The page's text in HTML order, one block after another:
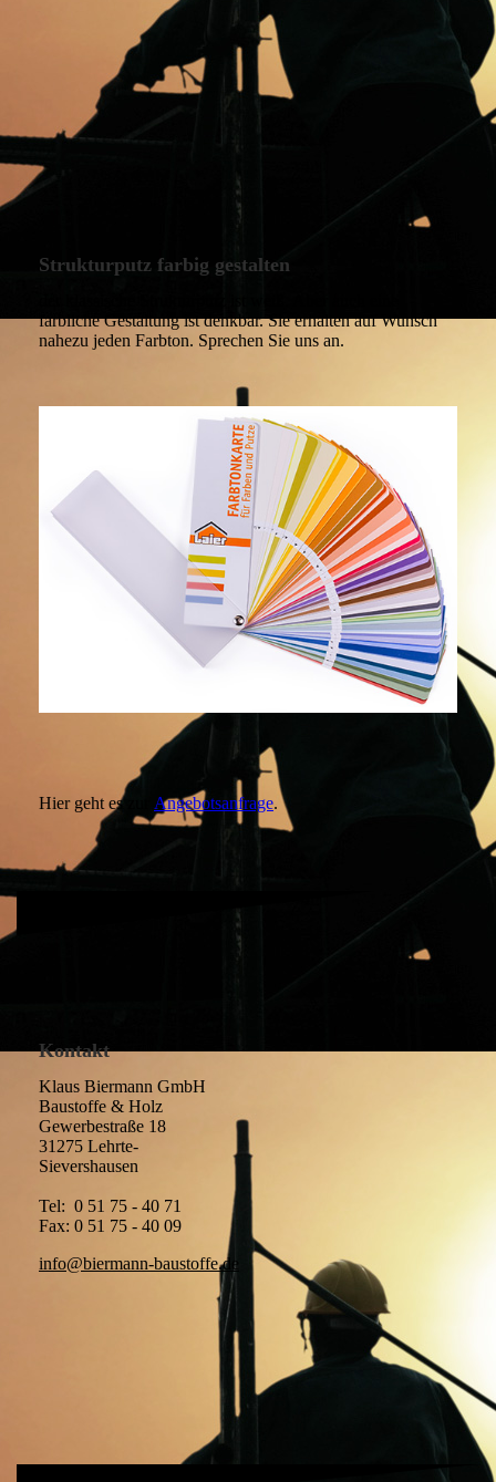
Strukturputz farbig gestalten
farbliche Gestaltung ist denkbar. Sie erhalten auf Wunsch
nahezu jeden Farbton. Sprechen Sie uns an.
Hier geht es zur Angebotsanfrage.
Kontakt
Klaus Biermann GmbH
Baustoffe & Holz
Gewerbestraße 18
31275 Lehrte-
Sievershausen
Tel: 0 51 75 - 40 71
Fax: 0 51 75 - 40 09
info@biermann-baustoffe.de